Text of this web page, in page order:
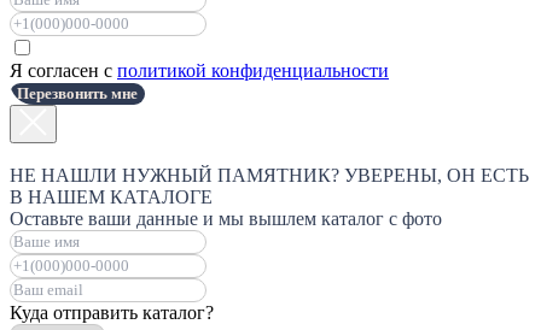
Я согласен с политикой конфиденциальности
Перезвонить мне
НЕ НАШЛИ НУЖНЫЙ ПАМЯТНИК? УВЕРЕНЫ, ОН ЕСТЬ
В НАШЕМ КАТАЛОГЕ
Оставьте ваши данные и мы вышлем каталог с фото
Куда отправить каталог?